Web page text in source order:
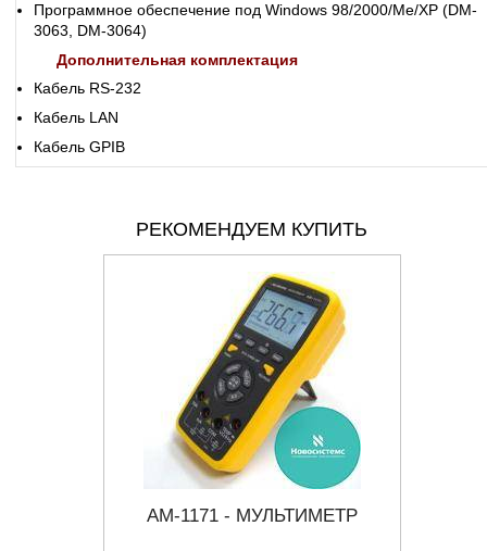
Программное обеспечение под Windows 98/2000/Me/XP (DM-
3063, DM-3064)
Дополнительная комплектация
Кабель RS-232
Кабель LAN
Кабель GPIB
РЕКОМЕНДУЕМ КУПИТЬ
АМ-1171 - МУЛЬТИМЕТР